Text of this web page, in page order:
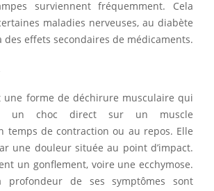
surviennent fréquemment. Cela
maladies nerveuses, au diabète
des effets secondaires de médicaments.
une forme de déchirure musculaire qui
un choc direct sur un muscle
temps de contraction ou au repos. Elle
une douleur située au point d’impact.
un gonflement, voire une ecchymose.
profondeur de ses symptômes sont